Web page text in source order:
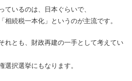
ているのは、日本ぐらいで、
続税一本化」というのが主流です。
れとも、財政再建の一手として考えてい
択選挙にもなります。